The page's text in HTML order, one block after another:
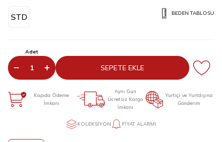
STD BEDEN TABLOSU
Adet
SEPETE EKLE
Kapıda Ödeme
İmkanı
Aynı Gün
Ücretsiz Kargo
İmkanı
Yurtiçi ve Yurtdışına
Gönderim
KOLEKSIYON FIYAT ALARMI